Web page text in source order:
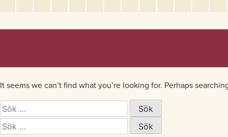
It seems we can’t find what you’re looking for. Perhaps
Sök
efter:
Sök
efter: